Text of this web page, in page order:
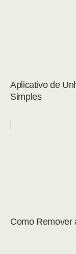
Aplicativo de
Simples
Como Remover